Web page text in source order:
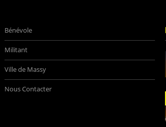
Bénévole
Militant
Ville de Massy
Nous Contacter